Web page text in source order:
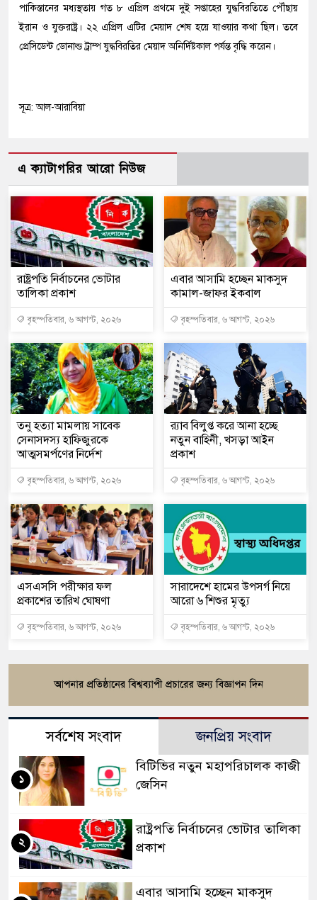
পাকিস্তানের মধ্যস্থতায় গত ৮ এপ্রিল প্রথমে দুই সপ্তাহের যুদ্ধবিরতিতে পৌঁছায়
ইরান ও যুক্তরাষ্ট্র। ২২ এপ্রিল এটির মেয়াদ শেষ হয়ে যাওয়ার কথা ছিল। তবে
প্রেসিডেন্ট ডোনাল্ড ট্রাম্প যুদ্ধবিরতির মেয়াদ অনির্দিষ্টকাল পর্যন্ত বৃদ্ধি করেন।
সূত্র: আল-আরাবিয়া
এ ক্যাটাগরির আরো নিউজ
রাষ্ট্রপতি নির্বাচনের ভোটার
তালিকা প্রকাশ
বৃহস্পতিবার, ৬ আগস্ট, ২০২৬
এবার আসামি হচ্ছেন মাকসুদ
কামাল-জাফর ইকবাল
বৃহস্পতিবার, ৬ আগস্ট, ২০২৬
তনু হত্যা মামলায় সাবেক
সেনাসদস্য হাফিজুরকে
আত্মসমর্পণের নির্দেশ
বৃহস্পতিবার, ৬ আগস্ট, ২০২৬
র‍্যাব বিলুপ্ত করে আনা হচ্ছে
নতুন বাহিনী, খসড়া আইন
প্রকাশ
বৃহস্পতিবার, ৬ আগস্ট, ২০২৬
এসএসসি পরীক্ষার ফল
প্রকাশের তারিখ ঘোষণা
বৃহস্পতিবার, ৬ আগস্ট, ২০২৬
সারাদেশে হামের উপসর্গ নিয়ে
আরো ৬ শিশুর মৃত্যু
বৃহস্পতিবার, ৬ আগস্ট, ২০২৬
সর্বশেষ সংবাদ জনপ্রিয় সংবাদ
বিটিভির নতুন মহাপরিচালক কাজী
জেসিন
১
রাষ্ট্রপতি নির্বাচনের ভোটার তালিকা
প্রকাশ
২
এবার আসামি হচ্ছেন মাকসুদ